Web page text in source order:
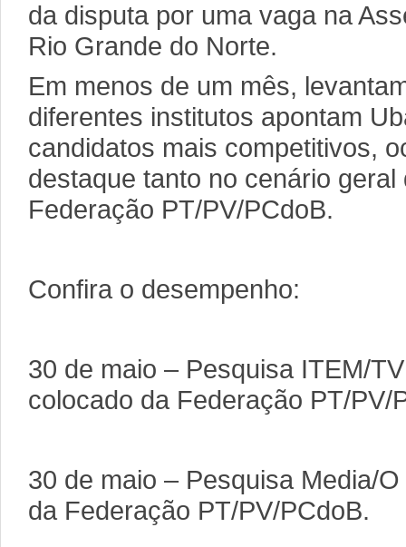
da disputa por uma vaga na
Rio Grande do Norte.
Em menos de um mês,
diferentes institutos apontam
candidatos mais competitivos,
destaque tanto no cenário
Federação PT/PV/PCdoB.
Confira o desempenho:
30 de maio – Pesquisa ITEM/
colocado da Federação PT/PV/
30 de maio – Pesquisa Media/
da Federação PT/PV/PCdoB.